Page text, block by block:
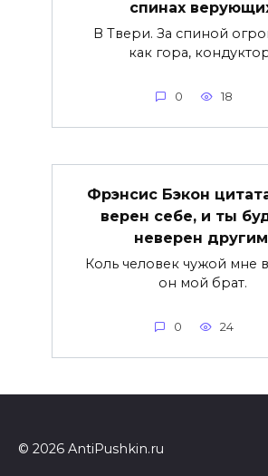
спинах
В Твери. За спиной
как гора,
0 18
Фрэнсис Бэкон
верен себе, и ты
неверен
Коль человек чужой мне
он мой брат.
0 24
© 2026 AntiPushkin.ru